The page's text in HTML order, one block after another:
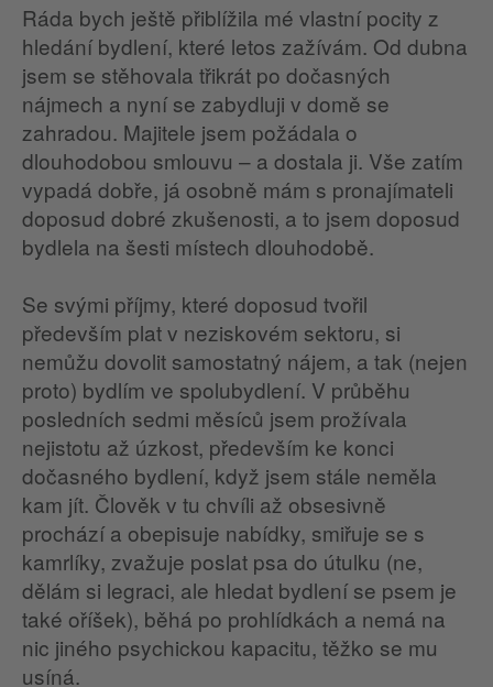
Ráda bych ještě přiblížila mé vlastní pocity z
hledání bydlení, které letos zažívám. Od dubna
jsem se stěhovala třikrát po dočasných
nájmech a nyní se zabydluji v domě se
zahradou. Majitele jsem požádala o
dlouhodobou smlouvu – a dostala ji. Vše zatím
vypadá dobře, já osobně mám s pronajímateli
doposud dobré zkušenosti, a to jsem doposud
bydlela na šesti místech dlouhodobě.
Se svými příjmy, které doposud tvořil
především plat v neziskovém sektoru, si
nemůžu dovolit samostatný nájem, a tak (nejen
proto) bydlím ve spolubydlení. V průběhu
posledních sedmi měsíců jsem prožívala
nejistotu až úzkost, především ke konci
dočasného bydlení, když jsem stále neměla
kam jít. Člověk v tu chvíli až obsesivně
prochází a obepisuje nabídky, smiřuje se s
kamrlíky, zvažuje poslat psa do útulku (ne,
dělám si legraci, ale hledat bydlení se psem je
také oříšek), běhá po prohlídkách a nemá na
nic jiného psychickou kapacitu, těžko se mu
usíná.